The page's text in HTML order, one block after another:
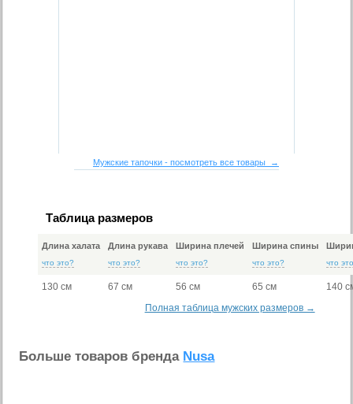
Мужские тапочки - посмотреть все товары →
Таблица размеров
Длина халата
что это?
Длина рукава
что это?
Ширина плечей
что это?
Ширина спины
что это? что
130 см 67 см 56 см 65 см
140
Полная таблица мужских размеров →
Больше товаров бренда Nusa